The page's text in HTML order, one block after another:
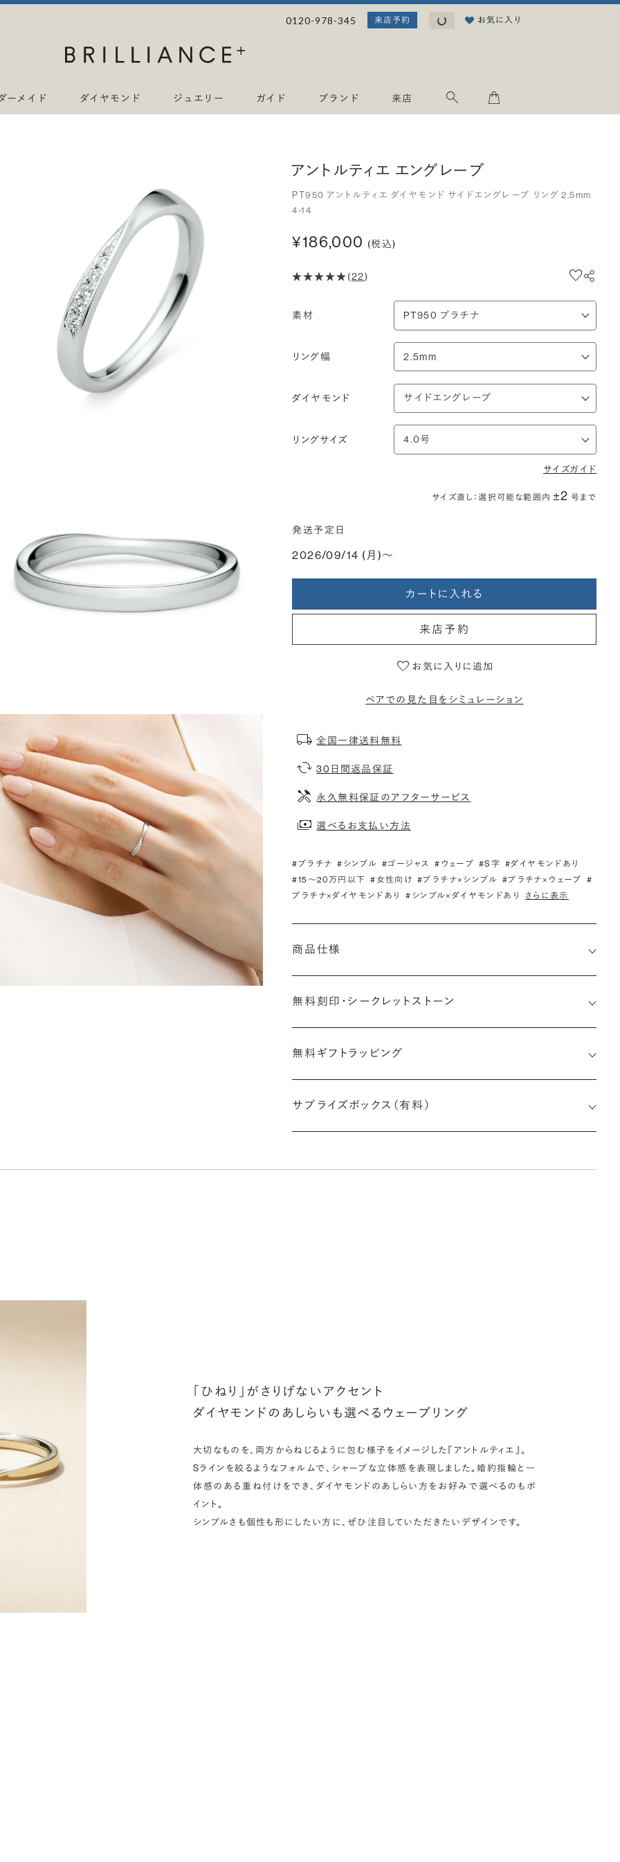
0120-978-345 来店予約 読み込み中...お気に入り
ーメイド ダイヤモンド ジュエリー ガイド ブランド 来店
アントルティエ エングレーブ
PT950 アントルティエ ダイヤモンド サイドエングレーブ リング 2.5mm
4-14
¥186,000 (税込)
(22)
素材
リング幅
ダイヤモンド
リングサイズ
サイズガイド
サイズ直し：選択可能な範囲内 ±2 号まで
発送予定日
2026/09/14 (月)〜
カートに入れる
来店予約
お気に入りに追加
ペアでの見た目をシミュレーション
全国一律送料無料
30日間返品保証
永久無料保証のアフターサービス
選べるお支払い方法
#プラチナ #シンプル #ゴージャス #ウェーブ #S字
#ダイヤモンドあり
#15〜20万円以下 #女性向け #プラチナ×シンプル #プラチナ×ウェーブ
#
プラチナ×ダイヤモンドあり
#シンプル×ダイヤモンドあり さらに表示
商品仕様
無料刻印・ シークレットストーン
刻印メッセージ：半角英数字20文字まで刻印可能
セージを無料で刻印することができます。注文前だけでなく購入後
「商品仕様」欄をご確認ください）。
無料ギフトラッピング
サプライズボックス（有料）
「ひねり」がさりげないアクセント
ダイヤモンドのあしらいも選べるウェーブリング
大切なものを、両方からねじるように包む様子をイメージした『アントルティエ』。
Sラインを絞るようなフォルムで、シャープな立体感を表現しました。婚約指輪と一
体感のある重ね付けをでき、ダイヤモンドのあしらい方をお好みで選べるのもポ
イント。
シンプルさも個性も形にしたい方に、ぜひ注目していただきたいデザインです。